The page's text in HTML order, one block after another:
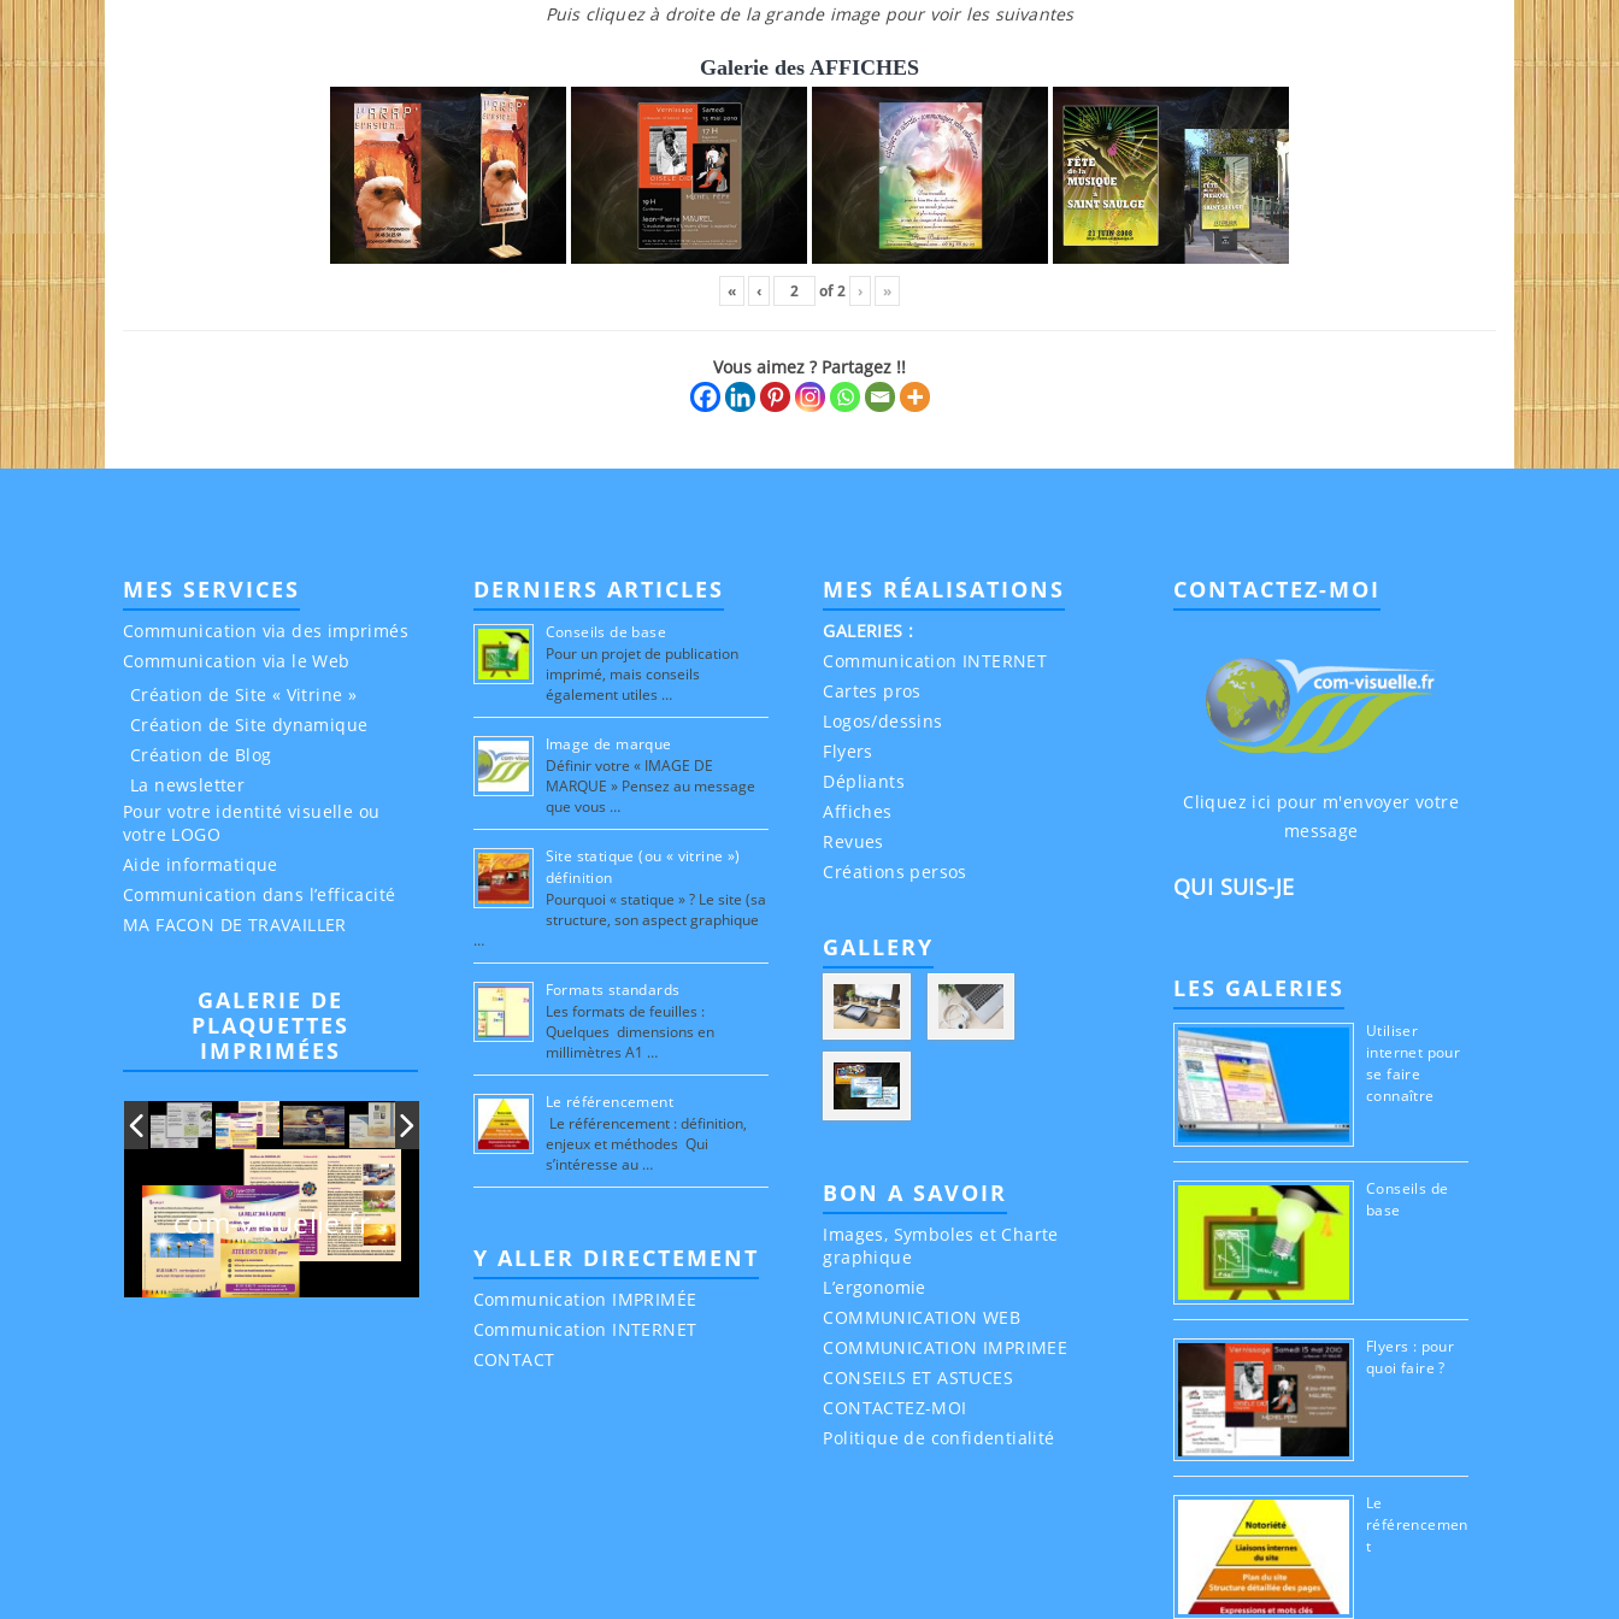
Puis cliquez à droite de la grande image pour voir les suivantes
Galerie des AFFICHES
« ‹ of2 › »
Vous aimez ? Partagez !!
MES SERVICES
Communication via des imprimés
Communication via le Web
Création de Site « Vitrine »
Création de Site dynamique
Création de Blog
La newsletter
Pour votre identité visuelle ou
votre LOGO
Aide informatique
Communication dans l’efficacité
MA FACON DE TRAVAILLER
GALERIE DE
PLAQUETTES
IMPRIMÉES
com-visuelle.fr
DERNIERS ARTICLES
Conseils de base
Pour un projet de publication
imprimé, mais conseils
également utiles …
Image de marque
Définir votre « IMAGE DE
MARQUE » Pensez au message
que vous …
Site statique (ou « vitrine »)
définition
Pourquoi « statique » ? Le site (sa
structure, son aspect graphique
…
Formats standards
Les formats de feuilles :
Quelques dimensions en
millimètres A1 …
Le référencement
Le référencement : définition,
enjeux et méthodes Qui
s’intéresse au …
Y ALLER DIRECTEMENT
Communication IMPRIMÉE
Communication INTERNET
CONTACT
MES RÉALISATIONS
GALERIES :
Communication INTERNET
Cartes pros
Logos/dessins
Flyers
Dépliants
Affiches
Revues
Créations persos
GALLERY
BON A SAVOIR
Images, Symboles et Charte
graphique
L’ergonomie
COMMUNICATION WEB
COMMUNICATION IMPRIMEE
CONSEILS ET ASTUCES
CONTACTEZ-MOI
Politique de confidentialité
CONTACTEZ-MOI
Cliquez ici pour m'envoyer votre
message
QUI SUIS-JE
LES GALERIES
Utiliser
internet pour
se faire
connaître
Conseils de
base
Flyers : pour
quoi faire ?
Le
référencemen
t